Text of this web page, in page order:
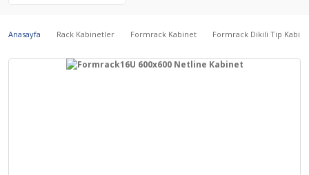
Anasayfa Rack Kabinetler Formrack Kabinet Formrack Dikili Tip